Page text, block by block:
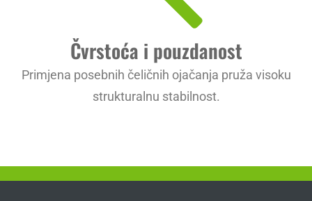
Čvrstoća i pouzdanost
Primjena posebnih čeličnih ojačanja pruža visoku
strukturalnu stabilnost.